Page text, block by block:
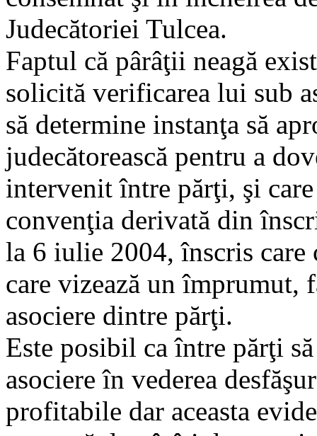
Judecătoriei Tulcea.
Faptul că pârâţii neagă
solicită verificarea lui sub
să determine instanţa să
judecătorească pentru a
intervenit între părţi, şi
convenţia derivată din
la 6 iulie 2004, înscris
care vizează un împrumut,
asociere dintre părţi.
Este posibil ca între părţi
asociere în vederea
profitabile dar aceasta